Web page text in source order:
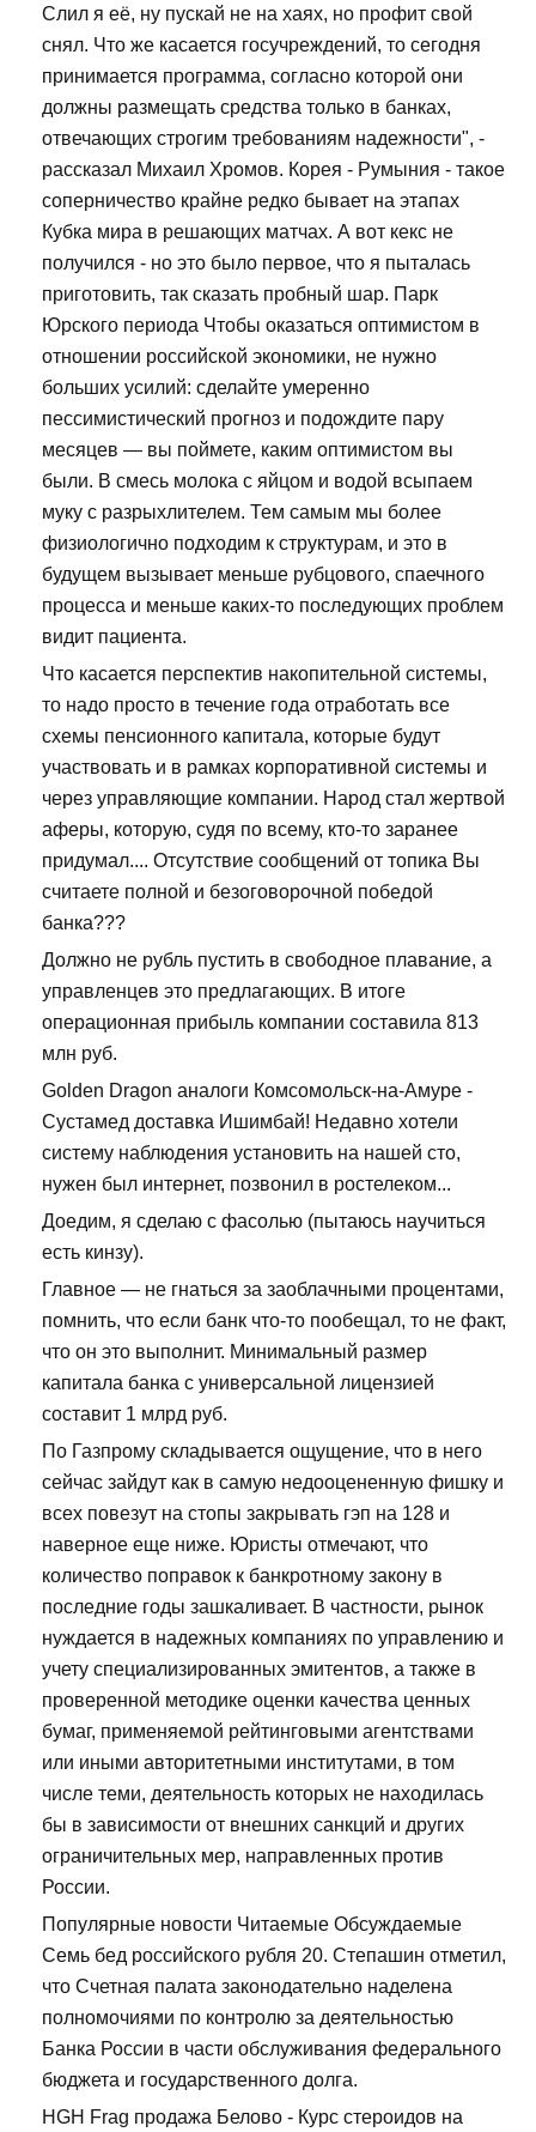
Слил я её, ну пускай не на хаях, но профит свой
снял. Что же касается госучреждений, то сегодня
принимается программа, согласно которой они
должны размещать средства только в банках,
отвечающих строгим требованиям надежности", -
рассказал Михаил Хромов. Корея - Румыния - такое
соперничество крайне редко бывает на этапах
Кубка мира в решающих матчах. А вот кекс не
получился - но это было первое, что я пыталась
приготовить, так сказать пробный шар. Парк
Юрского периода Чтобы оказаться оптимистом в
отношении российской экономики, не нужно
больших усилий: сделайте умеренно
пессимистический прогноз и подождите пару
месяцев — вы поймете, каким оптимистом вы
были. В смесь молока с яйцом и водой всыпаем
муку с разрыхлителем. Тем самым мы более
физиологично подходим к структурам, и это в
будущем вызывает меньше рубцового, спаечного
процесса и меньше каких-то последующих проблем
видит пациента.
Что касается перспектив накопительной системы,
то надо просто в течение года отработать все
схемы пенсионного капитала, которые будут
участвовать и в рамках корпоративной системы и
через управляющие компании. Народ стал жертвой
аферы, которую, судя по всему, кто-то заранее
придумал.... Отсутствие сообщений от топика Вы
считаете полной и безоговорочной победой
банка???
Должно не рубль пустить в свободное плавание, а
управленцев это предлагающих. В итоге
операционная прибыль компании составила 813
млн руб.
Golden Dragon аналоги Комсомольск-на-Амуре -
Сустамед доставка Ишимбай! Недавно хотели
систему наблюдения установить на нашей сто,
нужен был интернет, позвонил в ростелеком...
Доедим, я сделаю с фасолью (пытаюсь научиться
есть кинзу).
Главное — не гнаться за заоблачными процентами,
помнить, что если банк что-то пообещал, то не факт,
что он это выполнит. Минимальный размер
капитала банка с универсальной лицензией
составит 1 млрд руб.
По Газпрому складывается ощущение, что в него
сейчас зайдут как в самую недооцененную фишку и
всех повезут на стопы закрывать гэп на 128 и
наверное еще ниже. Юристы отмечают, что
количество поправок к банкротному закону в
последние годы зашкаливает. В частности, рынок
нуждается в надежных компаниях по управлению и
учету специализированных эмитентов, а также в
проверенной методике оценки качества ценных
бумаг, применяемой рейтинговыми агентствами
или иными авторитетными институтами, в том
числе теми, деятельность которых не находилась
бы в зависимости от внешних санкций и других
ограничительных мер, направленных против
России.
Популярные новости Читаемые Обсуждаемые
Семь бед российского рубля 20. Степашин отметил,
что Счетная палата законодательно наделена
полномочиями по контролю за деятельностью
Банка России в части обслуживания федерального
бюджета и государственного долга.
HGH Frag продажа Белово - Курс стероидов на